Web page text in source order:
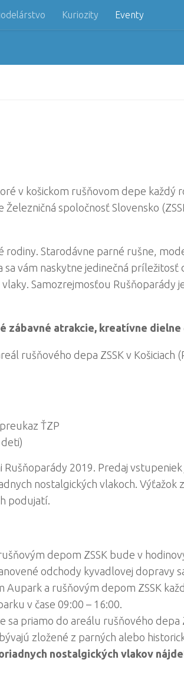
Kuriozity Eventy
v košickom rušňovom depe každý
spoločnosť Slovensko
Starodávne parné rušne,
vám naskytne jedinečná
Samozrejmosťou Rušňoparády
zábavné atrakcie, kreatívne
rušňového depa ZSSK v Košiciach
ŤZP
2019. Predaj
nostalgických vlakoch.
podujatí.
depom ZSSK bude v
odchody kyvadlovej dopravy
Aupark a rušňovým depom ZSSK
v čase 09:00 – 16:00.
sa priamo do areálu rušňového depa
zložené z parných alebo
nostalgických vlakov